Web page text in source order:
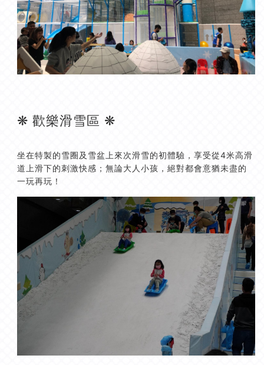
❋ 歡樂滑雪區 ❋
坐在特製的雪圈及雪盆上來次滑雪的初體驗，享受從4米高滑
道上滑下的刺激快感；無論大人小孩，絕對都會意猶未盡的
一玩再玩！